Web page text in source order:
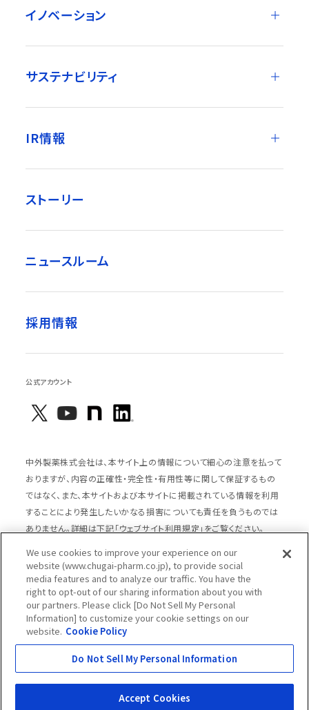
イノベーション
サステナビリティ
IR情報
ストーリー
ニュースルーム
採用情報
公式アカウント
中外製薬株式会社は、本サイト上の情報について細心の注意を払って
おりますが、内容の正確性・完全性・有用性等に関して保証するもの
ではなく、また、本サイトおよび本サイトに掲載されている情報を利用
することにより発生したいかなる損害についても責任を負うものでは
ありません。詳細は下記「ウェブサイト利用規定」をご覧ください。
サイトマップ
ウェブサイト利用規定
個人情報の取扱いのご案内
ソーシャルメディアポリシー
推奨閲覧環境
ウェブアクセシビリティ対応
Copyright © Chugai Pharmaceutical Co., Ltd.All rights reserved.
We use cookies to improve your experience on our
website (www.chugai-pharm.co.jp), to provide social
media features and to analyze our traffic. You have the
right to opt-out of our sharing information about you with
our partners. Please click [Do Not Sell My Personal
Information] to customize your cookie settings on our
website. Cookie Policy
Do Not Sell My Personal Information
Accept Cookies